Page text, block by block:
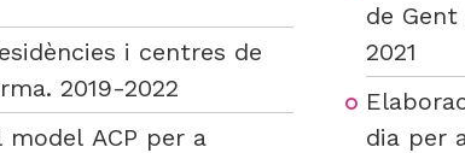
i centres de
2019-2022
ACP per a
de
2021
dia per